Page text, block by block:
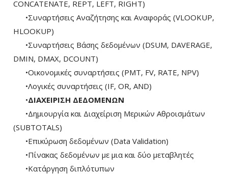
CONCATENATE, REPT, LEFT, RIGHT)
•Συναρτήσεις Αναζήτησης και Αναφοράς (VLOOKUP,
HLOOKUP)
•Συναρτήσεις Βάσης δεδομένων (DSUM, DAVERAGE,
DMIN, DMAX, DCOUNT)
•Οικονομικές συναρτήσεις (PMT, FV, RATE, NPV)
•Λογικές συναρτήσεις (IF, OR, AND)
•ΔΙΑΧΕΙΡΙΣΗ ΔΕΔΟΜΕΝΩΝ
•Δημιουργία και Διαχείριση Μερικών Αθροισμάτων
(SUBTOTALS)
•Επικύρωση δεδομένων (Data Validation)
•Πίνακας δεδομένων με μια και δύο μεταβλητές
•Κατάργηση διπλότυπων